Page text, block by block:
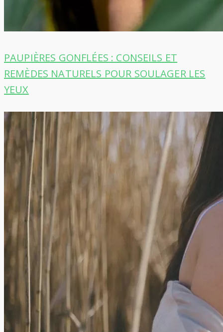
PAUPIÈRES GONFLÉES : CONSEILS ET
REMÈDES NATURELS POUR SOULAGER LES
YEUX